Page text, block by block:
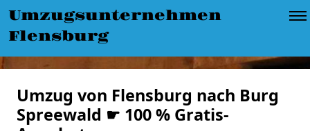
Umzugsunternehmen
Flensburg
Umzug von Flensburg nach Burg
Spreewald ☛ 100 % Gratis-